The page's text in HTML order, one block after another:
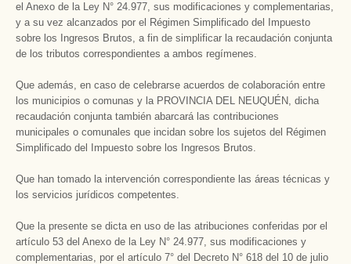
el Anexo de la Ley N° 24.977, sus modificaciones y complementarias,
y a su vez alcanzados por el Régimen Simplificado del Impuesto
sobre los Ingresos Brutos, a fin de simplificar la recaudación conjunta
de los tributos correspondientes a ambos regímenes.
Que además, en caso de celebrarse acuerdos de colaboración entre
los municipios o comunas y la PROVINCIA DEL NEUQUÉN, dicha
recaudación conjunta también abarcará las contribuciones
municipales o comunales que incidan sobre los sujetos del Régimen
Simplificado del Impuesto sobre los Ingresos Brutos.
Que han tomado la intervención correspondiente las áreas técnicas y
los servicios jurídicos competentes.
Que la presente se dicta en uso de las atribuciones conferidas por el
artículo 53 del Anexo de la Ley N° 24.977, sus modificaciones y
complementarias, por el artículo 7° del Decreto N° 618 del 10 de julio